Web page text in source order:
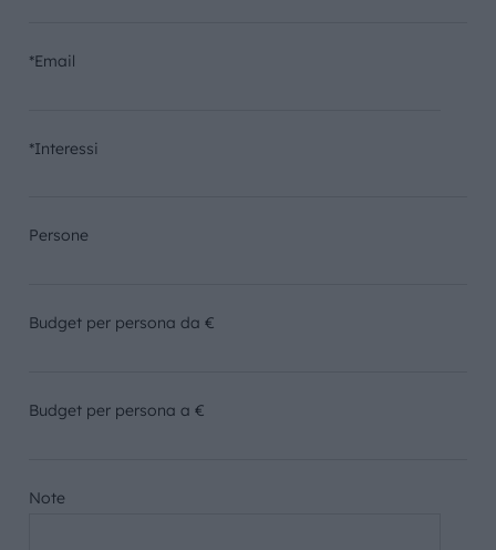
*Email
*Interessi
Persone
Budget per persona da €
Budget per persona a €
Note